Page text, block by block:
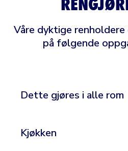
Våre dyktige
på følgende
Dette gjøres i alle rom
Kjøkken